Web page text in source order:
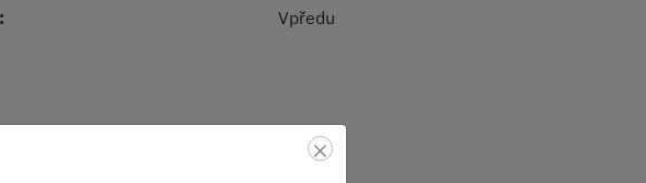
Vpředu
×